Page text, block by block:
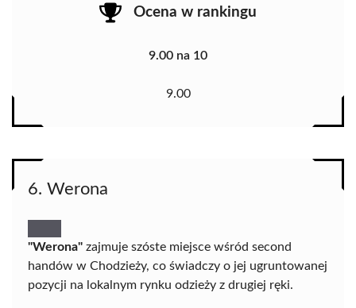
Ocena w rankingu
9.00 na 10
9.00
6. Werona
"Werona" zajmuje szóste miejsce wśród second
handów w Chodzieży, co świadczy o jej ugruntowanej
pozycji na lokalnym rynku odzieży z drugiej ręki.